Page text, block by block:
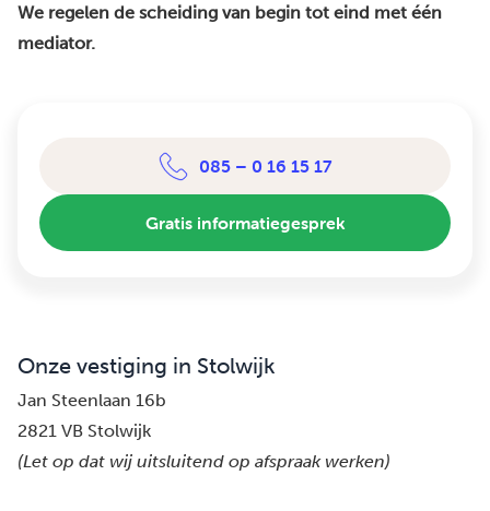
We regelen de scheiding van begin tot eind met één
mediator.
085 – 0 16 15 17
Gratis informatiegesprek
Onze vestiging in Stolwijk
Jan Steenlaan 16b
2821 VB Stolwijk
(Let op dat wij uitsluitend op afspraak werken)